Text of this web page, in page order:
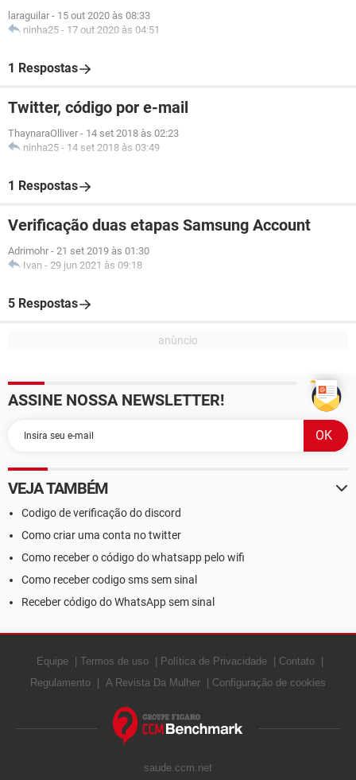
laraguilar - 15 out 2020 às 08:33
ninha25 - 17 out 2020 às 04:51
1 Respostas
Twitter, código por e-mail
ThaynaraOlliver - 14 set 2018 às 02:23
ninha25 - 14 set 2018 às 03:49
1 Respostas
Verificação duas etapas Samsung Account
Adrimohr - 21 set 2019 às 01:30
Ivan - 29 jun 2021 às 09:18
5 Respostas
ASSINE NOSSA NEWSLETTER!
VEJA TAMBÉM
Codigo de verificação do discord
Como criar uma conta no twitter
Como receber o código do whatsapp pelo wifi
Como receber codigo sms sem sinal
Receber código do WhatsApp sem sinal
Equipe Termos de uso Política de Privacidade
Contato
Regulamento
A Revista Da Mulher Configuração de cookies
saude.ccm.net